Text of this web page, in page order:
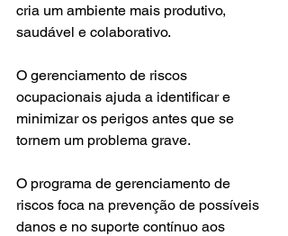
cria um ambiente mais produtivo,
saudável e colaborativo.
O gerenciamento de riscos
ocupacionais ajuda a identificar e
minimizar os perigos antes que se
tornem um problema grave.
O programa de gerenciamento de
riscos foca na prevenção de possíveis
danos e no suporte contínuo aos